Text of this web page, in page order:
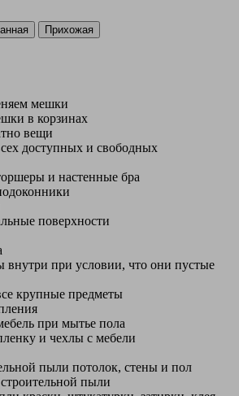
мешки
в корзинах
вещи
доступных и свободных
и настенные бра
поверхности
при условии, что они пустые
крупные предметы
при мытье пола
и чехлы с мебели
пыли потолок, стены и пол
пыли